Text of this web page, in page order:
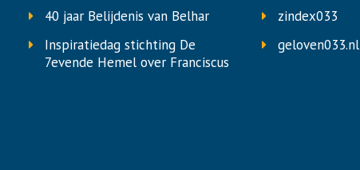
40 jaar Belijdenis van Belhar
Inspiratiedag stichting De
7evende Hemel over Franciscus
zindex033
geloven033.nl